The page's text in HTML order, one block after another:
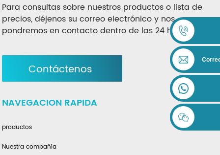
Para consultas sobre nuestros productos o lista de
precios, déjenos su correo electrónico y nos
pondremos en contacto dentro de las 24 horas.
Contáctenos
NAVEGACION RAPIDA
productos
Nuestra compañía